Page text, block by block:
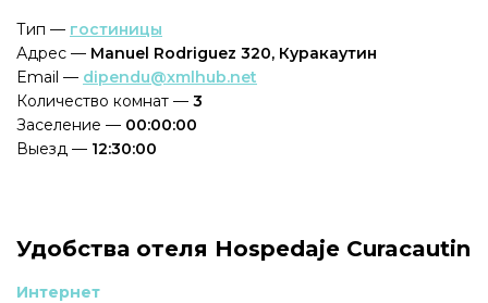
Тип — гостиницы
Адрес — Manuel Rodriguez 320, Куракаутин
Email — dipendu@xmlhub.net
Количество комнат — 3
Заселение — 00:00:00
Выезд — 12:30:00
Удобства отеля Hospedaje Curacautin
Интернет